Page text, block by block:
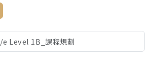
Level 1B_課程規劃